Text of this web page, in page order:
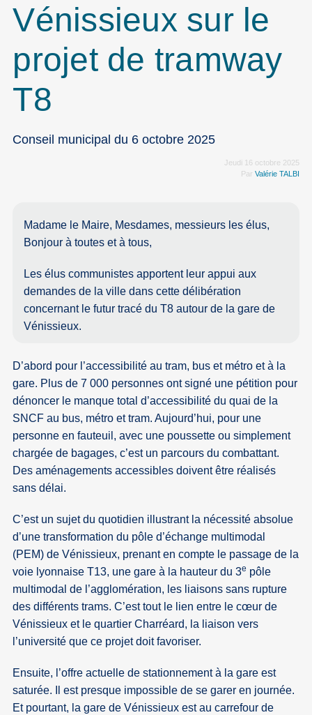
Vénissieux sur le
projet de tramway
T8
Conseil municipal du 6 octobre 2025
Jeudi 16 octobre 2025
Par Valérie TALBI
Madame le Maire, Mesdames, messieurs les élus,
Bonjour à toutes et à tous,
Les élus communistes apportent leur appui aux
demandes de la ville dans cette délibération
concernant le futur tracé du T8 autour de la gare de
Vénissieux.
D’abord pour l’accessibilité au tram, bus et métro et à la
gare. Plus de 7 000 personnes ont signé une pétition pour
dénoncer le manque total d’accessibilité du quai de la
SNCF au bus, métro et tram. Aujourd’hui, pour une
personne en fauteuil, avec une poussette ou simplement
chargée de bagages, c’est un parcours du combattant.
Des aménagements accessibles doivent être réalisés
sans délai.
C’est un sujet du quotidien illustrant la nécessité absolue
d’une transformation du pôle d’échange multimodal
(PEM) de Vénissieux, prenant en compte le passage de la
voie lyonnaise T13, une gare à la hauteur du 3e pôle
multimodal de l’agglomération, les liaisons sans rupture
des différents trams. C’est tout le lien entre le cœur de
Vénissieux et le quartier Charréard, la liaison vers
l’université que ce projet doit favoriser.
Ensuite, l’offre actuelle de stationnement à la gare est
saturée. Il est presque impossible de se garer en journée.
Et pourtant, la gare de Vénissieux est au carrefour de